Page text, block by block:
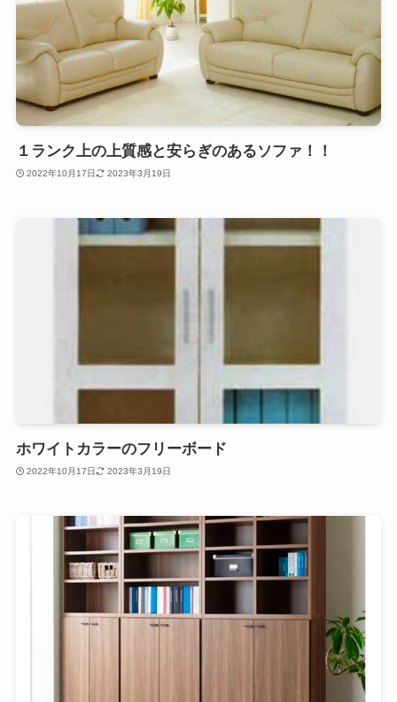
１ランク上の上質感と安らぎのあるソファ！！
2022年10月17日 2023年3月19日
ホワイトカラーのフリーボード
2022年10月17日 2023年3月19日